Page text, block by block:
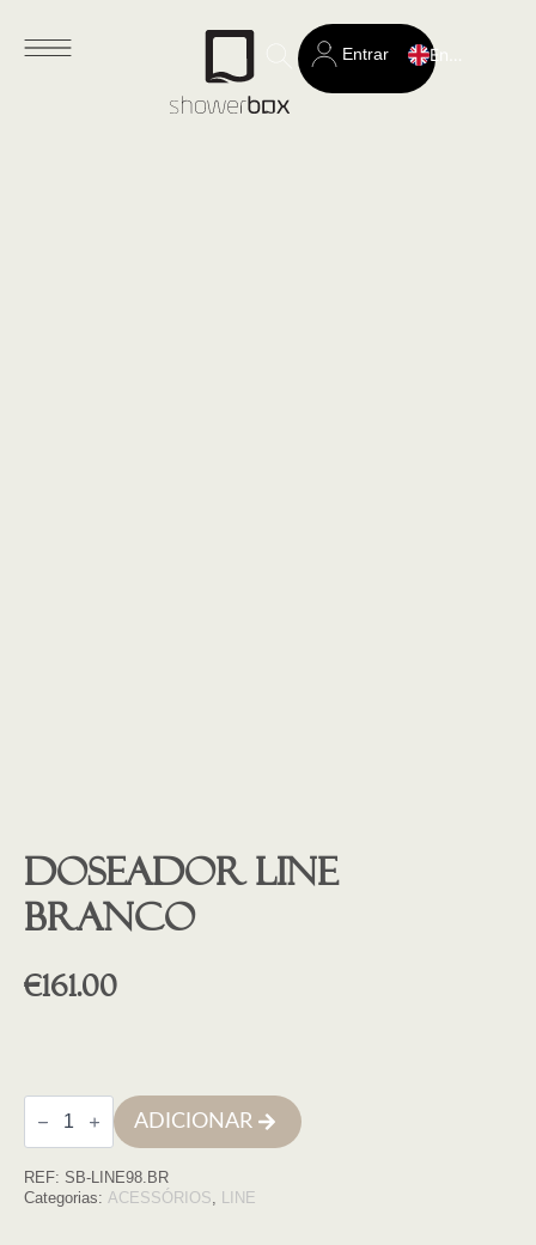
Search
for:
Entrar
Doseador line
branco
€161.00
Quantidade
de
Doseador
branco
ADICIONAR
REF: SB-LINE98.BR
Categorias: ACESSÓRIOS, LINE